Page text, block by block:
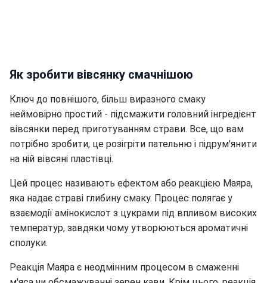
Як зробити вівсянку смачнішою
Ключ до повнішого, більш виразного смаку
неймовірно простий - підсмажити головний інгредієнт
вівсянки перед приготуванням страви. Все, що вам
потрібно зробити, це розігріти пательню і підрум'янити
на ній вівсяні пластівці.
Цей процес називають ефектом або реакцією Маяра,
яка надає страві глибину смаку. Процес полягає у
взаємодії амінокислот з цукрами під впливом високих
температур, завдяки чому утворюються ароматичні
сполуки.
Реакція Маяра є неодмінним процесом в смаженні